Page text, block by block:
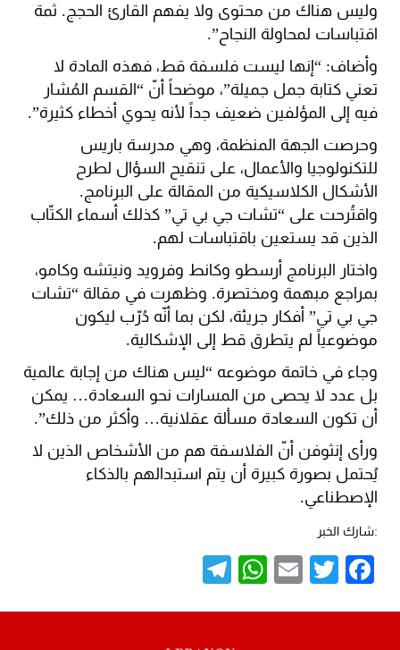
وليس هناك من محتوى ولا يفهم القارئ الحجج. ثمة
اقتباسات لمحاولة النجاح”.
وأضاف: “إنها ليست فلسفة قط، فهذه المادة لا
تعني كتابة جمل جميلة”، موضحاً أنّ “القسم المُشار
فيه إلى المؤلفين ضعيف جداً لأنه يحوي أخطاء كثيرة”.
وحرصت الجهة المنظمة، وهي مدرسة باريس
للتكنولوجيا والأعمال، على تنقيح السؤال لطرح
الأشكال الكلاسيكية من المقالة على البرنامج.
واقتُرحت على “تشات جي بي تي” كذلك أسماء الكتّاب
الذين قد يستعين باقتباسات لهم.
واختار البرنامج أرسطو وكانط وفرويد ونيتشه وكامو،
بمراجع مبهمة ومختصرة. وظهرت في مقالة “تشات
جي بي تي” أفكار جريئة، لكن بما أنّه دُرّب ليكون
موضوعياً لم يتطرق قط إلى الإشكالية.
وجاء في خاتمة موضوعه “ليس هناك من إجابة عالمية
بل عدد لا يحصى من المسارات نحو السعادة… يمكن
أن تكون السعادة مسألة عقلانية… وأكثر من ذلك”.
ورأى إنثوفن أنّ الفلاسفة هم من الأشخاص الذين لا
يُحتمل بصورة كبيرة أن يتم استبدالهم بالذكاء
الإصطناعي.
:شارك الخبر
Facebook
Twitter
Email
WhatsApp